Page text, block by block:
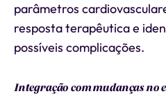
parâmetros
resposta terapêutica e
possíveis complicações.
Integração com mudanças no